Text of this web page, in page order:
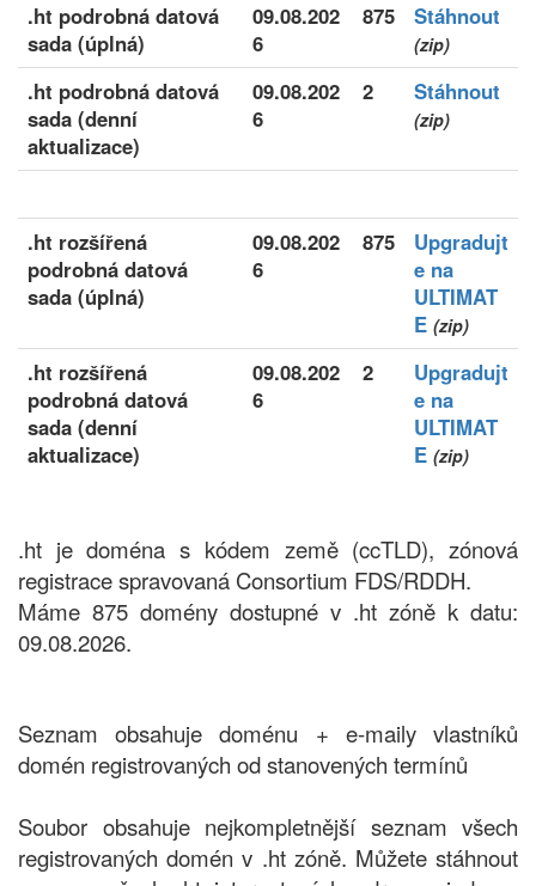
.ht podrobná datová
sada (úplná)
09.08.202
6
875 Stáhnout
(zip)
.ht podrobná datová
sada (denní
aktualizace)
09.08.202
6
2 Stáhnout
(zip)
.ht rozšířená
podrobná datová
sada (úplná)
09.08.202
6
875
Upgradujt
e na
ULTIMAT
E (zip)
.ht rozšířená
podrobná datová
sada (denní
aktualizace)
09.08.202
6
2
Upgradujt
e na
ULTIMAT
E (zip)
.ht je doména s kódem země (ccTLD), zónová
registrace spravovaná Consortium FDS/RDDH.
Máme 875 domény dostupné v .ht zóně k datu:
09.08.2026.
Seznam obsahuje doménu + e-maily vlastníků
domén registrovaných od stanovených termínů
Soubor obsahuje nejkompletnější seznam všech
registrovaných domén v .ht zóně. Můžete stáhnout